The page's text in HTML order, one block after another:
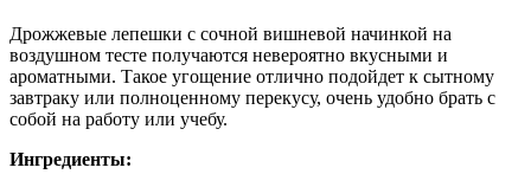
Дрожжевые лепешки с сочной вишневой начинкой на
воздушном тесте получаются невероятно вкусными и
ароматными. Такое угощение отлично подойдет к сытному
завтраку или полноценному перекусу, очень удобно брать с
собой на работу или учебу.
Ингредиенты: